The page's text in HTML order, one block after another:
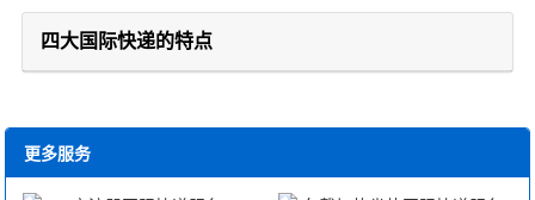
四大国际快递的特点
更多服务